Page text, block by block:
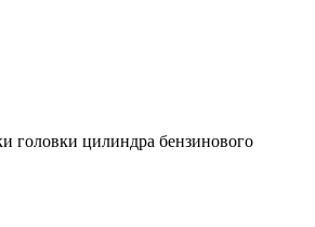
головки цилиндра бензинового